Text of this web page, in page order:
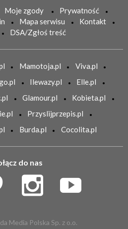
Moje zgody
Prywatność
Mapa serwisu
Kontakt
DSA/Zgłoś treść
Mamotoja.pl
Viva.pl
Ilewazy.pl
Elle.pl
Glamour.pl
Kobieta.pl
Przyslijprzepis.pl
Burda.pl Cocolita.pl
do nas
Media Polska Sp. z o.o.